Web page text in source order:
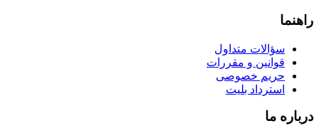
راهنما
سؤالات متداول
قوانین و مقررات
حریم خصوصی
استرداد بلیت
درباره ما